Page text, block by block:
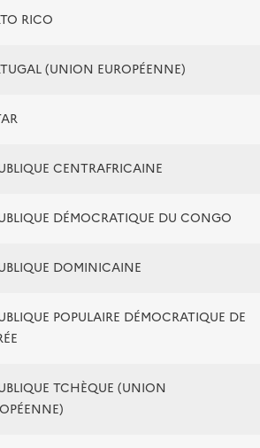
RICO
(UNION EUROPÉENNE)
CENTRAFRICAINE
DÉMOCRATIQUE DU CONGO
DOMINICAINE
POPULAIRE DÉMOCRATIQUE DE
TCHÈQUE (UNION